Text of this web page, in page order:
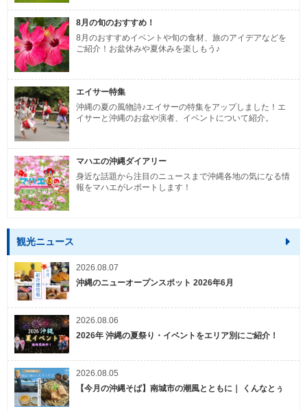
8月の旬のおすすめ！
8月のおすすめイベントや旬の食材、旅のアイデアなどを
ご紹介！お盆休みや夏休みを楽しもう♪
エイサー特集
沖縄の夏の風物詩♪エイサーの特集をアップしました！エ
イサーと沖縄のお盆や演者、イベントについて紹介。
マハエの沖縄ダイアリー
身近な話題から注目のニュースまで沖縄各地の気になる情
報をマハエがレポートします！
観光ニュース
2026.08.07
沖縄のニューオープンスポット 2026年6月
2026.08.06
2026年 沖縄の夏祭り・イベントをエリア別にご紹介！
2026.08.05
【今月の沖縄そば】南城市の潮風とともに｜ くんなとぅ